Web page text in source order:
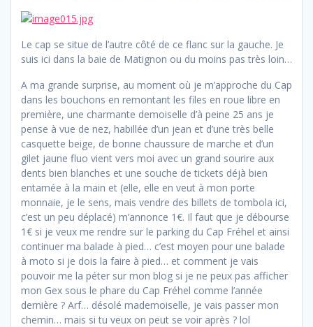
Le cap se situe de l’autre côté de ce flanc sur la gauche. Je
suis ici dans la baie de Matignon ou du moins pas très loin…
A ma grande surprise, au moment où je m’approche du Cap
dans les bouchons en remontant les files en roue libre en
première, une charmante demoiselle d’à peine 25 ans je
pense à vue de nez, habillée d’un jean et d’une très belle
casquette beige, de bonne chaussure de marche et d’un
gilet jaune fluo vient vers moi avec un grand sourire aux
dents bien blanches et une souche de tickets déjà bien
entamée à la main et (elle, elle en veut à mon porte
monnaie, je le sens, mais vendre des billets de tombola ici,
c’est un peu déplacé) m’annonce 1€. Il faut que je débourse
1€ si je veux me rendre sur le parking du Cap Fréhel et ainsi
continuer ma balade à pied… c’est moyen pour une balade
à moto si je dois la faire à pied… et comment je vais
pouvoir me la péter sur mon blog si je ne peux pas afficher
mon Gex sous le phare du Cap Fréhel comme l’année
dernière ? Arf… désolé mademoiselle, je vais passer mon
chemin… mais si tu veux on peut se voir après ? lol